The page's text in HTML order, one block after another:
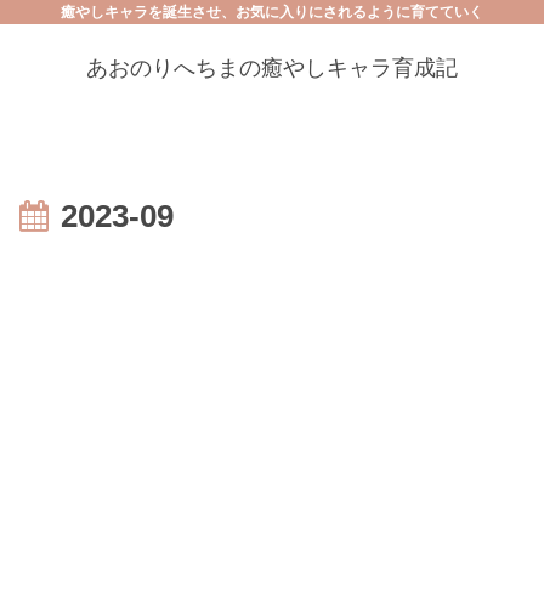
癒やしキャラを誕生させ、お気に入りにされるように育てていく
あおのりへちまの癒やしキャラ育成記
2023-09